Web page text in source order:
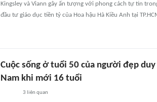
Kingsley và Viann gây ấn tượng với phong cách tự tin
đầu tư giáo dục tiền tỷ của Hoa hậu Hà Kiều Anh tại
Cuộc sống ở tuổi 50 của người đẹp
Nam khi mới 16 tuổi
3 liên quan